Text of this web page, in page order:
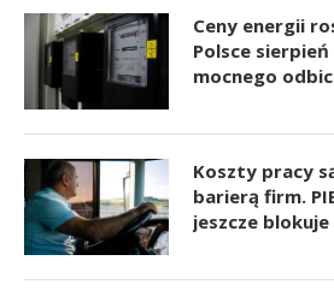
Ceny energii
Polsce sierpień
mocnego
Koszty pracy
barierą firm.
jeszcze blokuje